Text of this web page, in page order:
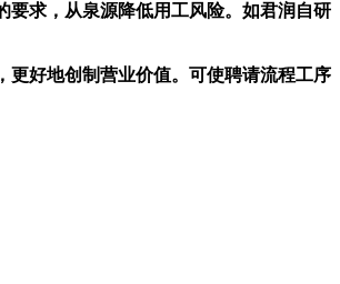
要求，从泉源降低用工风险。如君润自研
好地创制营业价值。可使聘请流程工序